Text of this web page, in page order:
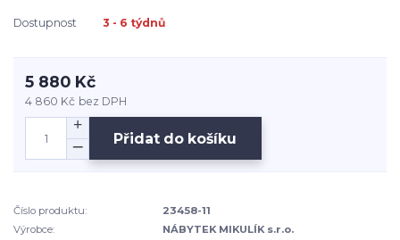
Dostupnost 3 - 6 týdnů
5 880 Kč
4 860 Kč bez DPH
Přidat do košíku
Číslo produktu:
23458-11
Výrobce:
NÁBYTEK MIKULÍK s.r.o.